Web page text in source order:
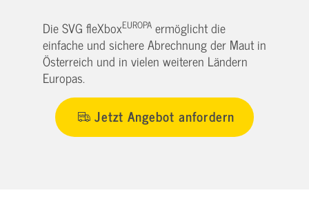
Die SVG fleXboxEUROPA ermöglicht die
einfache und sichere Abrechnung der Maut in
Österreich und in vielen weiteren Ländern
Europas.
Jetzt Angebot anfordern